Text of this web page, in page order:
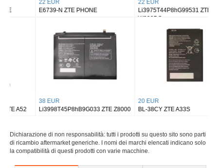
E6739-N ZTE PHONE
Li3975T44P8hG99531 ZTE
Li3998T45P8hB9G033 ZTE Z8000
BL-38CY ZTE A33S
Dichiarazione di non responsabilità: tutti i prodotti su questo sito sono parti
di ricambio aftermarket generiche. I nomi dei marchi elencati indicano solo
la compatibilità di questi prodotti con varie macchine.